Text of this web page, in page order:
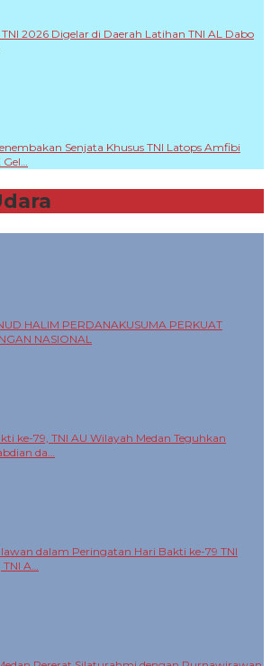
2026 Digelar di Daerah Latihan TNI AL Dabo
Senjata Khusus TNI Latops Amfibi
HALIM PERDANAKUSUMA PERKUAT
NASIONAL
ke-79, TNI AU Wilayah Medan Teguhkan
da…
dalam Peringatan Hari Bakti ke-79 TNI
A…